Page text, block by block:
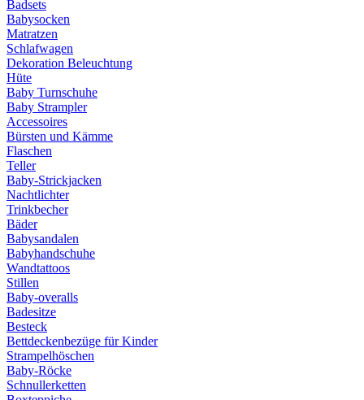
Badsets
Babysocken
Matratzen
Schlafwagen
Dekoration Beleuchtung
Hüte
Baby Turnschuhe
Baby Strampler
Accessoires
Bürsten und Kämme
Flaschen
Teller
Baby-Strickjacken
Nachtlichter
Trinkbecher
Bäder
Babysandalen
Babyhandschuhe
Wandtattoos
Stillen
Baby-overalls
Badesitze
Besteck
Bettdeckenbezüge für Kinder
Strampelhöschen
Baby-Röcke
Schnullerketten